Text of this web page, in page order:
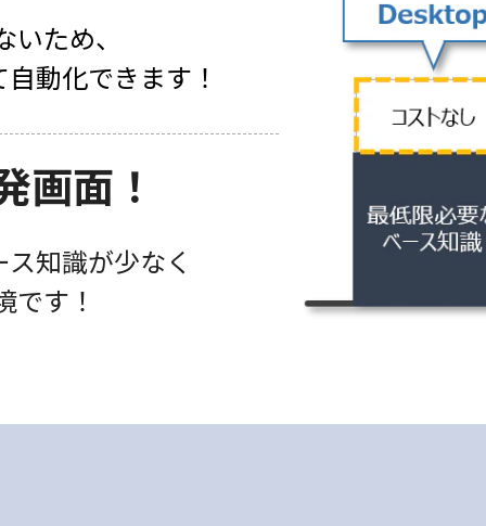
ため、
動化できます！
画面！
知識が少なく
です！